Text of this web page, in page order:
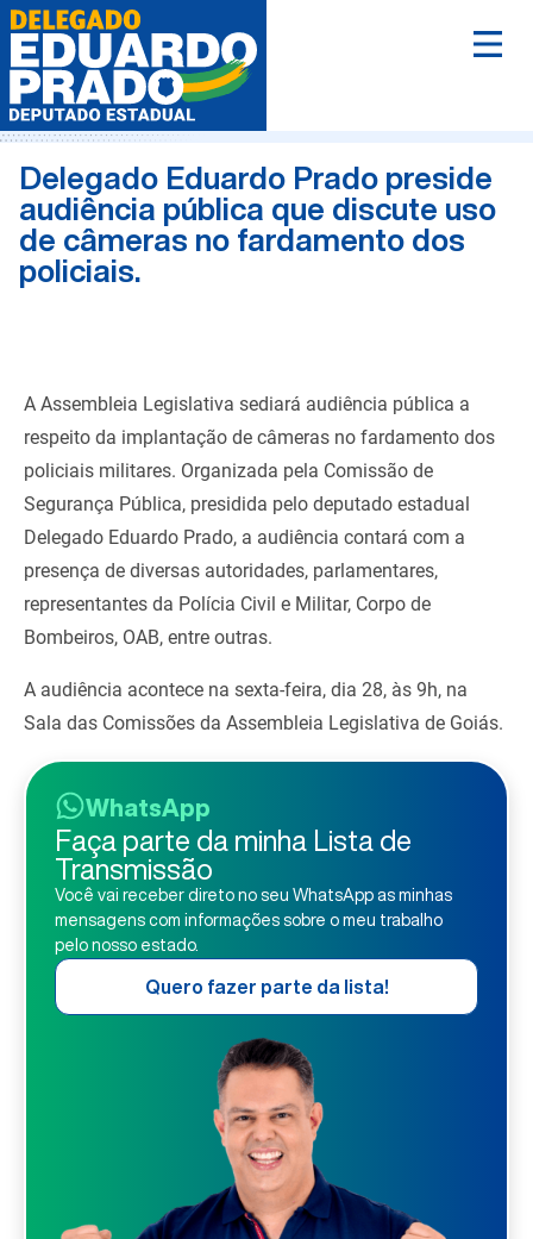
Delegado Eduardo Prado preside
audiência pública que discute uso
de câmeras no fardamento dos
policiais.
A Assembleia Legislativa sediará audiência pública a
respeito da implantação de câmeras no fardamento dos
policiais militares. Organizada pela Comissão de
Segurança Pública, presidida pelo deputado estadual
Delegado Eduardo Prado, a audiência contará com a
presença de diversas autoridades, parlamentares,
representantes da Polícia Civil e Militar, Corpo de
Bombeiros, OAB, entre outras.
A audiência acontece na sexta-feira, dia 28, às 9h, na
Sala das Comissões da Assembleia Legislativa de Goiás.
WhatsApp
Faça parte da minha Lista de
Transmissão
Você vai receber direto no seu WhatsApp as minhas
mensagens com informações sobre o meu trabalho
pelo nosso estado.
Quero fazer parte da lista!